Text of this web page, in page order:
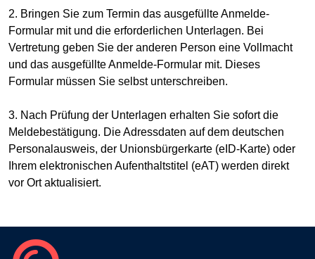
2. Bringen Sie zum Termin das ausgefüllte Anmelde-
Formular mit und die erforderlichen Unterlagen. Bei
Vertretung geben Sie der anderen Person eine Vollmacht
und das ausgefüllte Anmelde-Formular mit. Dieses
Formular müssen Sie selbst unterschreiben.
3. Nach Prüfung der Unterlagen erhalten Sie sofort die
Meldebestätigung. Die Adressdaten auf dem deutschen
Personalausweis, der Unionsbürgerkarte (eID-Karte) oder
Ihrem elektronischen Aufenthaltstitel (eAT) werden direkt
vor Ort aktualisiert.